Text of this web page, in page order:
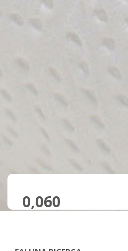
0,060